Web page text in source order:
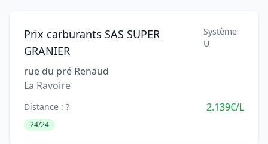
Prix carburants SAS SUPER
GRANIER
Système
U
rue du pré Renaud
La Ravoire
Distance : ? 2.139€/L
24/24